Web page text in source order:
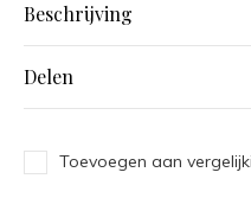
Beschrijving
Delen
Toevoegen aan